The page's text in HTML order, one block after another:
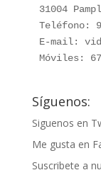
31004
Teléfono:
E-mail:
Móviles:
Síguenos:
Siguenos en
Me gusta en
Suscribete a